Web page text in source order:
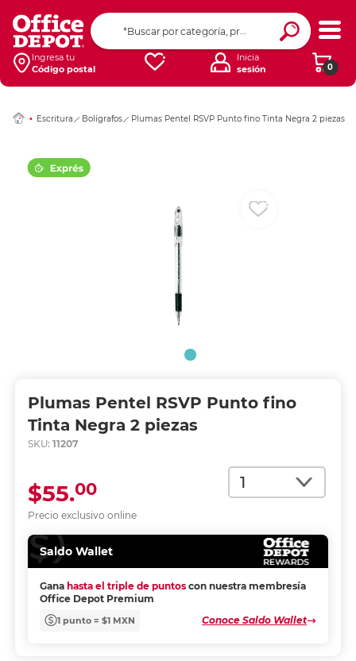
Ingresa tu
Código postal
0
Inicia
sesión
Escritura Bolígrafos Plumas Pentel RSVP Punto fino Tinta Negra 2 piezas
Plumas Pentel RSVP Punto fino
Tinta Negra 2 piezas
SKU: 11207
Cantidad
Precio exclusivo online
$55.00
Saldo Wallet
Gana hasta el triple de puntos con nuestra membresía
Office Depot Premium
1 punto = $1 MXN Conoce Saldo Wallet
Ingresar Codigo